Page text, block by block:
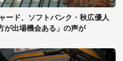
ード、ソフトバンク・秋広優人
が出場機会ある」の声が